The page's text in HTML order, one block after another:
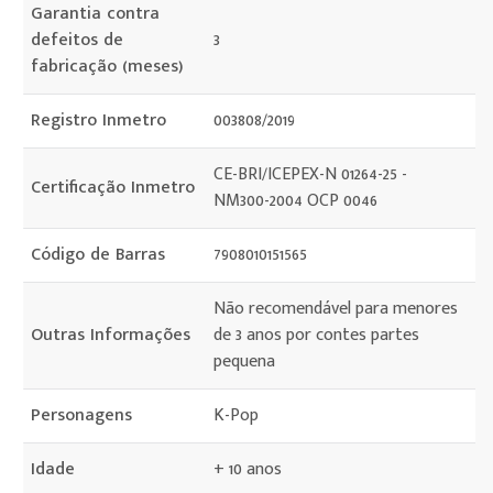
Garantia contra
defeitos de
fabricação (meses)
3
Registro Inmetro 003808/2019
Certificação Inmetro
CE-BRI/ICEPEX-N 01264-25 -
NM300-2004 OCP 0046
Código de Barras
7908010151565
Outras Informações
Não recomendável para menores
de 3 anos por contes partes
pequena
Personagens
K-Pop
Idade
+ 10 anos